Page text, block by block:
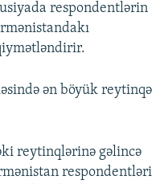
respondentlərin
ən böyük reytinqə
reytinqlərinə gəlincə
respondentləri